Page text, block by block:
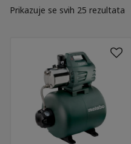
Prikazuje se svih 25 rezultata